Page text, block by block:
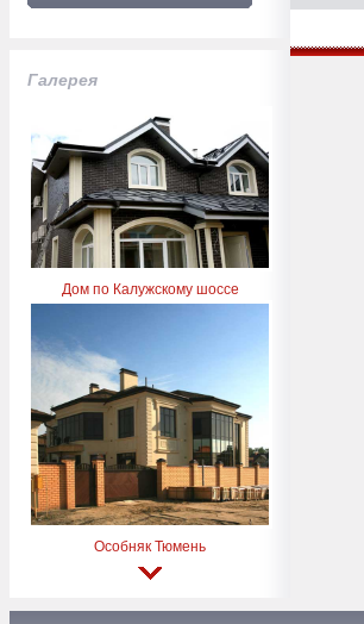
Галерея
Дом по Калужскому шоссе
Особняк Тюмень